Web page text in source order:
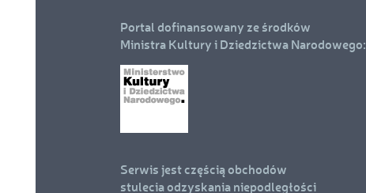
Portal dofinansowany ze środków
Ministra Kultury i Dziedzictwa Narodowego:
Serwis jest częścią obchodów
stulecia odzyskania niepodległości